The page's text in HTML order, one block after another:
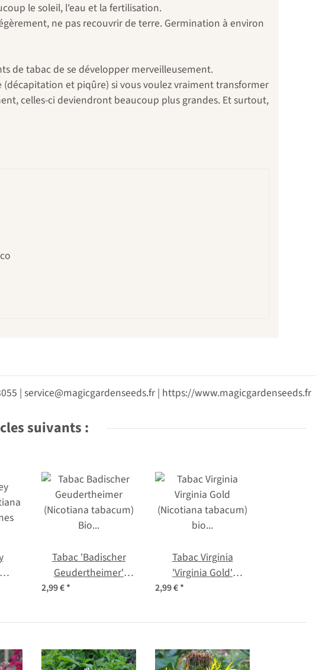
le soleil, l'eau et la fertilisation.
ne pas recouvrir de terre. Germination à environ
de tabac de se développer merveilleusement.
et piqûre) si vous voulez vraiment transformer
celles-ci deviendront beaucoup plus grandes. Et surtout,
| service@magicgardenseeds.fr | https://www.magicgardenseeds.fr
suivants :
Tabac 'Badischer
Geudertheimer'
(Nicotiana tabacum)
2,99 €*
Tabac Virginia
'Virginia Gold'
(Nicotiana tabacum)
2,99 €*